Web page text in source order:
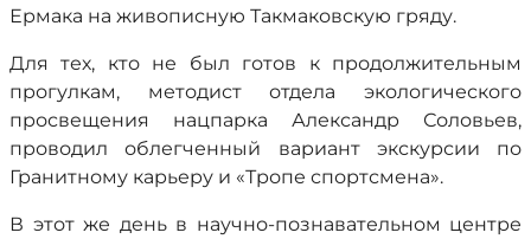
Ермака на живописную Такмаковскую гряду.
Для тех, кто не был готов к продолжительным
прогулкам, методист отдела экологического
просвещения нацпарка Александр Соловьев,
проводил облегченный вариант экскурсии по
Гранитному карьеру и «Тропе спортсмена».
В этот же день в научно-познавательном центре